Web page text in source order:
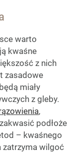
warto
kwaśne
z nich
zasadowe
miały
z gleby.
,
podłoże
– kwaśnego
zatrzyma wilgoć